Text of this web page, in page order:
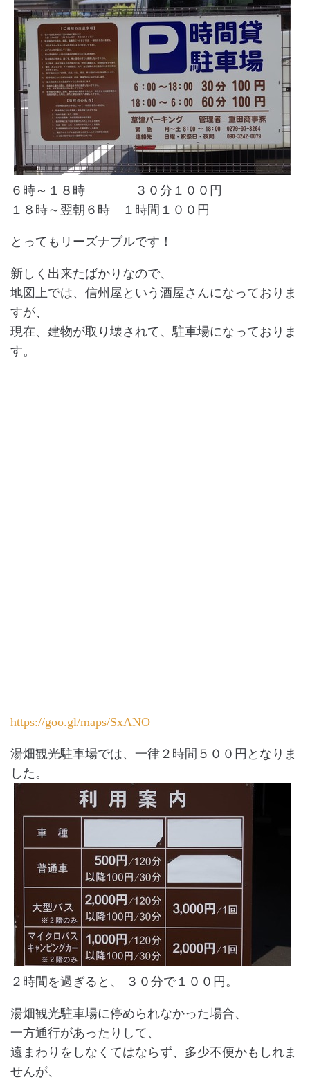
６時～１８時 ３０分１００円
１８時～翌朝６時 １時間１００円
とってもリーズナブルです！
新しく出来たばかりなので、
地図上では、信州屋という酒屋さんになっておりま
すが、
現在、建物が取り壊されて、駐車場になっておりま
す。
https://goo.gl/maps/SxANO
湯畑観光駐車場では、一律２時間５００円となりま
した。
２時間を過ぎると、 ３０分で１００円。
湯畑観光駐車場に停められなかった場合、
一方通行があったりして、
遠まわりをしなくてはならず、多少不便かもしれま
せんが、